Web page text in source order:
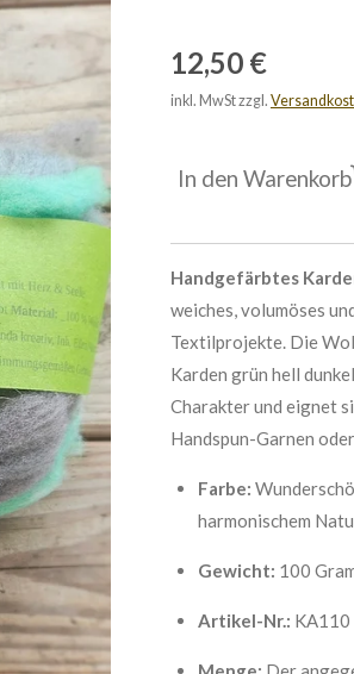
12,50 €
inkl. MwSt zzgl.
In den Warenkorb
Handgefärbtes
weiches, volumöses
Textilprojekte. Die
Karden grün hell
Charakter und eignet
Handspun-Garnen
Farbe:
harmonischem
Gewicht: 100
Artikel-Nr.: KA110